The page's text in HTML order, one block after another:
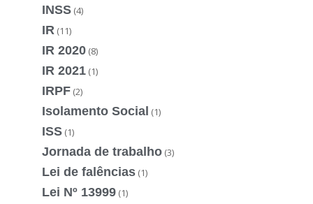
INSS (4)
IR (11)
IR 2020 (8)
IR 2021 (1)
IRPF (2)
Isolamento Social (1)
ISS (1)
Jornada de trabalho (3)
Lei de falências (1)
Lei Nº 13999 (1)